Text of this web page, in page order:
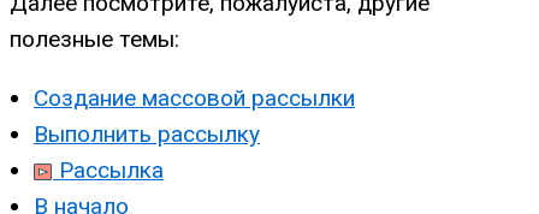
полезные темы:
Создание массовой рассылки
Выполнить рассылку
Рассылка
В начало